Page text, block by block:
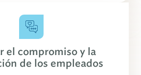
el compromiso y la
de los empleados